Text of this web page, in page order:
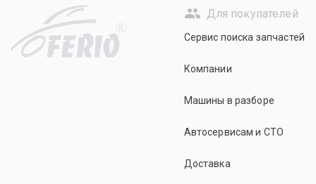
R
Для покупателей
Сервис поиска запчастей
Компании
Машины в разборе
Автосервисам и СТО
Доставка